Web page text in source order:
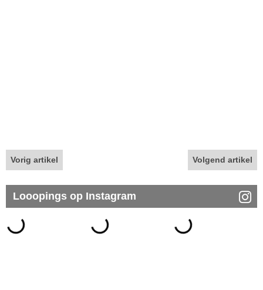
Vorig artikel Volgend artikel
Looopings op Instagram